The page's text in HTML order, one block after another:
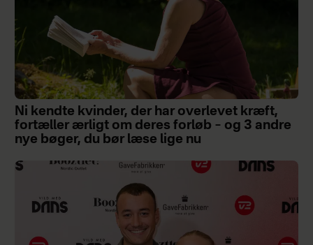
Ni kendte kvinder, der har overlevet kræft,
fortæller ærligt om deres forløb – og 3 andre
nye bøger, du bør læse lige nu